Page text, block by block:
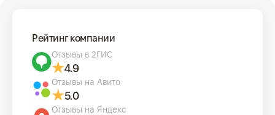
Рейтинг компании
Отзывы в 2ГИС
4.9
Отзывы на Авито
5.0
Отзывы на Яндекс